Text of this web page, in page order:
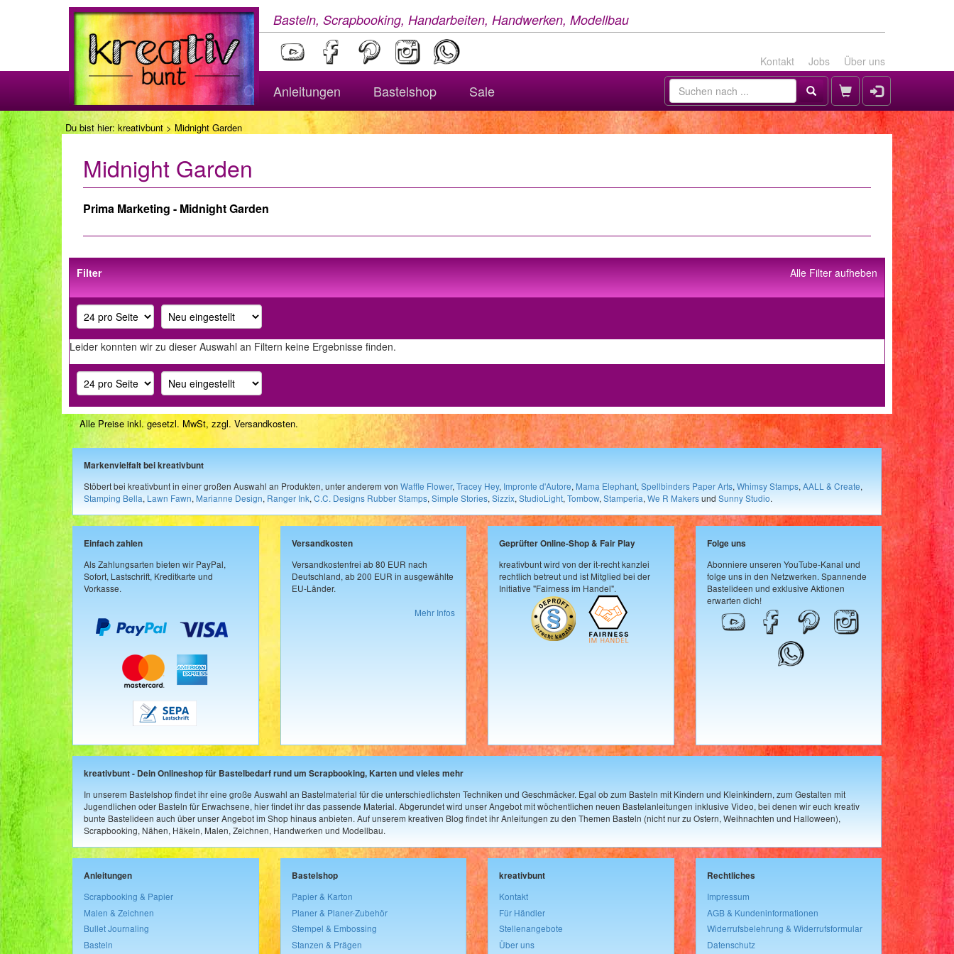
Basteln, Scrapbooking, Handarbeiten, Handwerken, Modellbau
Kontakt Jobs Über uns
Anleitungen Bastelshop Sale
Du bist hier: kreativbunt > Midnight Garden
Midnight Garden
Prima Marketing - Midnight Garden
Alle Filter aufheben
Filter
Leider konnten wir zu dieser Auswahl an Filtern keine Ergebnisse finden.
Alle Preise inkl. gesetzl. MwSt, zzgl. Versandkosten.
Markenvielfalt bei kreativbunt
Stöbert bei kreativbunt in einer großen Auswahl an Produkten, unter anderem von Waffle Flower, Tracey Hey, Impronte d'Autore, Mama Elephant, Spellbinders Paper Arts, Whimsy Stamps, AALL & Create,
Stamping Bella, Lawn Fawn, Marianne Design, Ranger Ink, C.C. Designs Rubber Stamps, Simple Stories, Sizzix, StudioLight, Tombow, Stamperia, We R Makersund Sunny Studio.
Einfach zahlen
Als Zahlungsarten bieten wir PayPal,
Sofort, Lastschrift, Kreditkarte und
Vorkasse.
Versandkosten
Versandkostenfrei ab 80 EUR nach
Deutschland, ab 200 EUR in ausgewählte
EU-Länder.
Mehr Infos
Geprüfter Online-Shop & Fair Play
kreativbunt wird von der it-recht kanzlei
rechtlich betreut und ist Mitglied bei der
Initiative "Fairness im Handel".
Folge uns
Abonniere unseren YouTube-Kanal und
folge uns in den Netzwerken. Spannende
Bastelideen und exklusive Aktionen
erwarten dich!
kreativbunt - Dein Onlineshop für Bastelbedarf rund um Scrapbooking, Karten und vieles mehr
In unserem Bastelshop findet ihr eine große Auswahl an Bastelmaterial für die unterschiedlichsten Techniken und Geschmäcker. Egal ob zum Basteln mit Kindern und Kleinkindern, zum Gestalten mit
Jugendlichen oder Basteln für Erwachsene, hier findet ihr das passende Material. Abgerundet wird unser Angebot mit wöchentlichen neuen Bastelanleitungen inklusive Video, bei denen wir euch kreativ
bunte Bastelideen auch über unser Angebot im Shop hinaus anbieten. Auf unserem kreativen Blog findet ihr Anleitungen zu den Themen Basteln (nicht nur zu Ostern, Weihnachten und Halloween),
Scrapbooking, Nähen, Häkeln, Malen, Zeichnen, Handwerken und Modellbau.
Anleitungen
Scrapbooking & Papier
Malen & Zeichnen
Bullet Journaling
Basteln
Bastelshop
Papier & Karton
Planer & Planer-Zubehör
Stempel & Embossing
Stanzen & Prägen
kreativbunt
Kontakt
Für Händler
Stellenangebote
Über uns
Rechtliches
Impressum
AGB & Kundeninformationen
Widerrufsbelehrung & Widerrufsformular
Datenschutz